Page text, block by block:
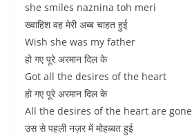
she smiles naznina toh meri
ख्वाहिश वह मेरी अब्ब चाहत हुई
Wish she was my father
हो गए पूरे अरमान दिल के
Got all the desires of the heart
हो गए पूरे अरमान दिल के
All the desires of the heart are gone
उस से पहली नज़र में मोहब्बत हुई